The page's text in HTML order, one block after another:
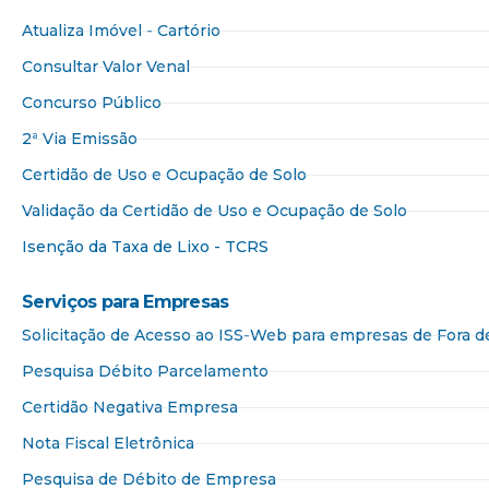
Atualiza Imóvel - Cartório
Consultar Valor Venal
Concurso Público
2ª Via Emissão
Certidão de Uso e Ocupação de Solo
Validação da Certidão de Uso e Ocupação de Solo
Isenção da Taxa de Lixo - TCRS
Serviços para Empresas​
Solicitação de Acesso ao ISS-Web para empresas de Fora
Pesquisa Débito Parcelamento
Certidão Negativa Empresa
Nota Fiscal Eletrônica
Pesquisa de Débito de Empresa